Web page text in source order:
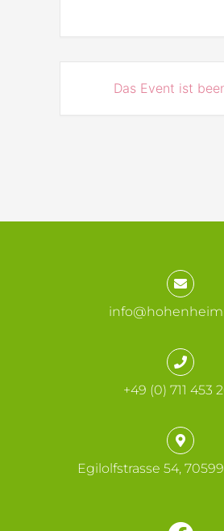
Das Event ist
+49 (0) 711 453
Egilolfstrasse 54,